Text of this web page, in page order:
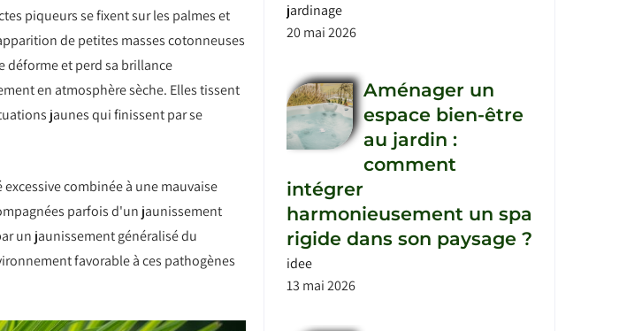
piqueurs se fixent sur les palmes et
de petites masses cotonneuses
déforme et perd sa brillance
en atmosphère sèche. Elles tissent
jaunes qui finissent par se
combinée à une mauvaise
parfois d'un jaunissement
un jaunissement généralisé du
favorable à ces pathogènes
jardinage
20 mai 2026
Aménager un
espace bien-être
au jardin :
comment
intégrer
harmonieusement un spa
rigide dans son paysage ?
idee
13 mai 2026